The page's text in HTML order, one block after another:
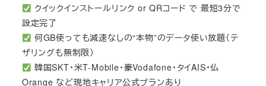
クイックインストールリンク or QRコード で 最短3分で
設定完了
何GB使っても減速なしの“本物”のデータ使い放題（テ
ザリングも無制限）
韓国SKT・米T-Mobile・豪Vodafone・タイAIS・仏
Orange など現地キャリア公式プランあり